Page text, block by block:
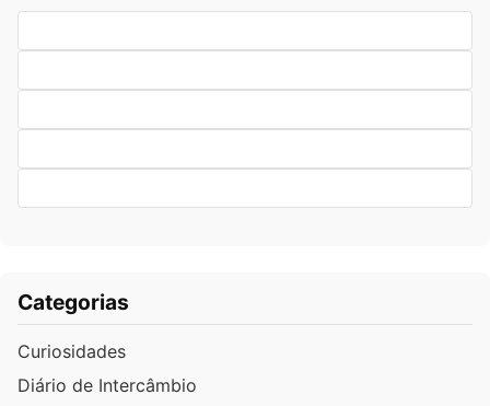
Categorias
Curiosidades
Diário de Intercâmbio